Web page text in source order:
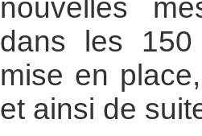
nouvelles
dans les
mise en
et ainsi de